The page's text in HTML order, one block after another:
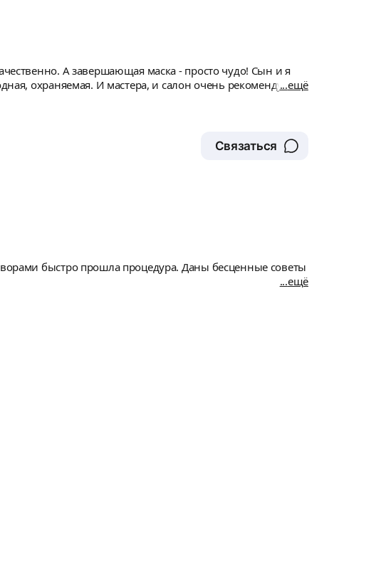
А завершающая маска - просто чудо! Сын и я
охраняемая. И мастера, и салон очень рекомендую.ещё
Связаться
быстро прошла процедура. Даны бесценные советы
ещё